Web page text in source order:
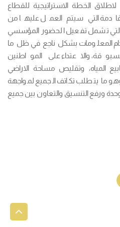
لاطلاق الخطة الاستراتيجية للقطاع
التي سيتم العمل عليها من
تشمل تفعيل الحضور المؤسسي
المعلومات بشكل ناجع في ظل ما
والاعتداء على المواطنين
المياه، وتقليص مساحة الاراضي
وهو ما يتطلب تكاتف الجميع لمواجهة
ورفع التنسيق والتعاون بين جميع